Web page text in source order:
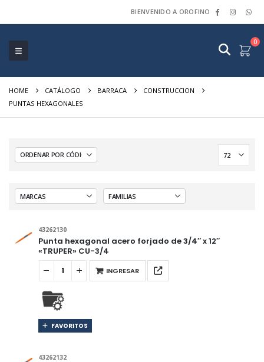
BIENVENIDO A OROFINO
0
HOME CATÁLOGO BARRACA
CONSTRUCCION
PUNTAS HEXAGONALES
43262130
Punta hexagonal acero forjado de 3/4″ x 12″
«TRUPER» CU-3/4
INGRESAR
FAVORITOS
43262132